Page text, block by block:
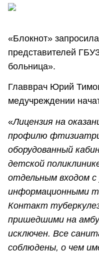
«Блокнот»
представителей
больница».
Главврач Юрий
медучреждении
«Лицензия на
профилю
оборудованный
детской
отдельным входом с
информационными
Контакт
пришедшими на
исключен. Все
соблюдены, о чем